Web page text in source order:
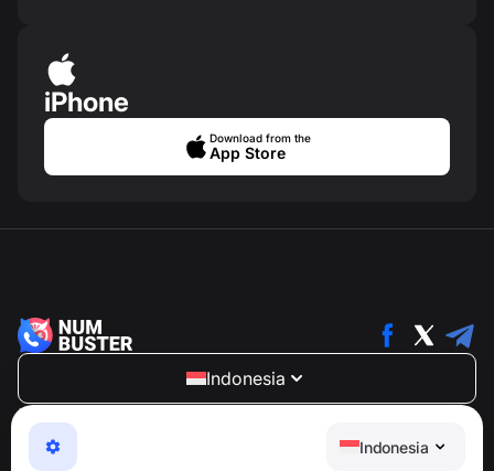
Indonesia
iPhone
Download from the
App Store
Indonesia
NumBuster © 2013—2026 ·
Aplikasi yang mudah digunakan untuk melindungi Anda
dari penipuan telepon, spam, dan pesan yang tidak